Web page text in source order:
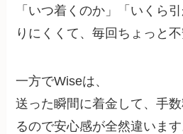
「いつ着くのか」「いくら
りにくくて、毎回ちょっと不
一方でWiseは、
送った瞬間に着金して、手
るので安心感が全然違います